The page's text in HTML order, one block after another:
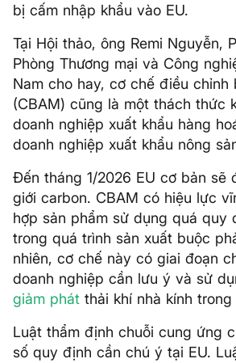
bị cấm nhập khẩu vào EU.
Tại Hội thảo, ông Remi Nguyễn,
Phòng Thương mại và Công
Nam cho hay, cơ chế điều chỉnh
(CBAM) cũng là một thách thức
doanh nghiệp xuất khẩu hàng
doanh nghiệp xuất khẩu nông
Đến tháng 1/2026 EU cơ bản sẽ
giới carbon. CBAM có hiệu lực
hợp sản phẩm sử dụng quá quy
trong quá trình sản xuất buộc
nhiên, cơ chế này có giai đoạn
doanh nghiệp cần lưu ý và sử
giảm phát thải khí nhà kính trong
Luật thẩm định chuỗi cung ứng
số quy định cần chú ý tại EU.